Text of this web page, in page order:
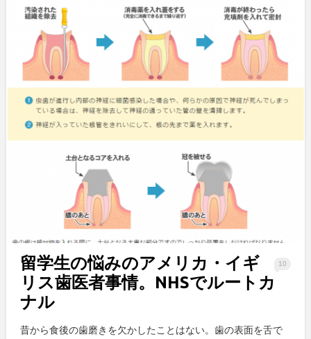
10
留学生の悩みのアメリカ・イギ
リス歯医者事情。NHSでルートカ
ナル
昔から食後の歯磨きを欠かしたことはない。歯の表面を舌で